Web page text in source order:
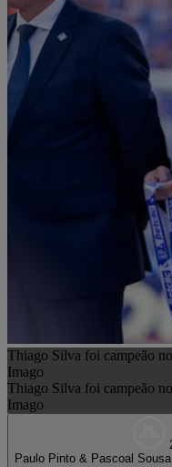
Thiago Silva foi campeão
Imago
Thiago Silva foi campeão
Imago
Paulo Pinto & Pascoal Sousa